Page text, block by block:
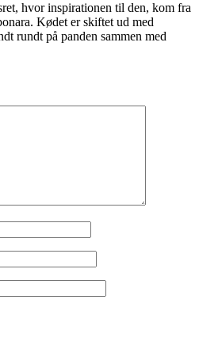
hvor inspirationen til den, kom fra
Kødet er skiftet ud med
rundt på panden sammen med